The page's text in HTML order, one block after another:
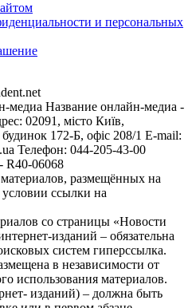
и персональных
медиа Название онлайн-медиа -
02091, місто Київ,
172-Б, офіс 208/1 E-mail:
Телефон: 044-205-43-00
R40-06068
размещённых на
условии ссылки на
со страницы «Новости
изданий – обязательна
систем гиперссылка.
в независимости от
использования материалов.
изданий) – должна быть